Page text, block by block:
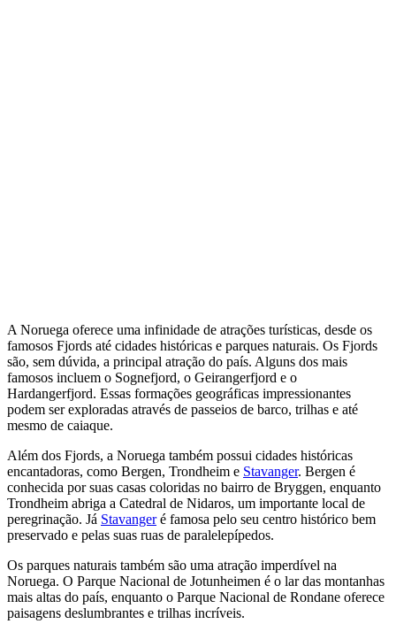
A Noruega oferece uma infinidade de atrações turísticas, desde os
famosos Fjords até cidades históricas e parques naturais. Os Fjords
são, sem dúvida, a principal atração do país. Alguns dos mais
famosos incluem o Sognefjord, o Geirangerfjord e o
Hardangerfjord. Essas formações geográficas impressionantes
podem ser exploradas através de passeios de barco, trilhas e até
mesmo de caiaque.
Além dos Fjords, a Noruega também possui cidades históricas
encantadoras, como Bergen, Trondheim e Stavanger. Bergen é
conhecida por suas casas coloridas no bairro de Bryggen, enquanto
Trondheim abriga a Catedral de Nidaros, um importante local de
peregrinação. Já Stavangeré famosa pelo seu centro histórico bem
preservado e pelas suas ruas de paralelepípedos.
Os parques naturais também são uma atração imperdível na
Noruega. O Parque Nacional de Jotunheimen é o lar das montanhas
mais altas do país, enquanto o Parque Nacional de Rondane oferece
paisagens deslumbrantes e trilhas incríveis.